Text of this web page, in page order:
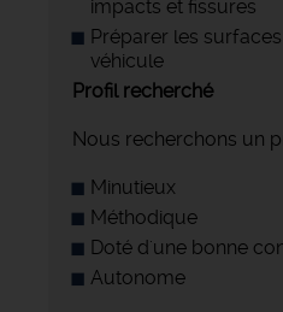
impacts et fissures
Préparer les
véhicule
Profil recherché
Nous recherchons un
Minutieux
Méthodique
Doté d'une bonne
Autonome